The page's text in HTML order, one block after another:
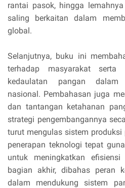
rantai pasok, hingga
saling berkaitan dalam
global.
Selanjutnya, buku ini
terhadap masyarakat serta
kedaulatan pangan dalam
nasional. Pembahasan juga
dan tantangan ketahanan
strategi pengembangannya
turut mengulas sistem produksi
penerapan teknologi tepat
untuk meningkatkan
bagian akhir, dibahas peran
dalam mendukung sistem